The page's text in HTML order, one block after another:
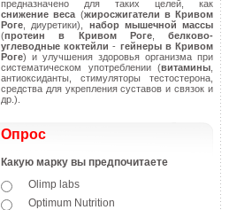
предназначено для таких целей, как
снижение веса (жиросжигатели в Кривом
Роге , диуретики), набор мышечной массы
(протеин в Кривом Роге, белково-
углеводные коктейли - гейнеры в Кривом
Роге) и улучшения здоровья организма при
систематическом употреблении (витамины
антиоксиданты, стимуляторы тестостерона,
средства для укрепления суставов и связок и
др.).
Опрос
Какую марку вы предпочитаете
Olimp labs
Optimum Nutrition